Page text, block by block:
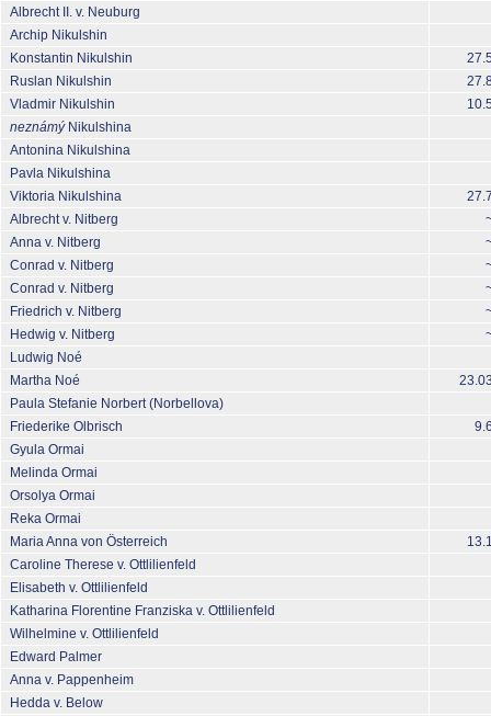
Albrecht II. v. Neuburg
Archip Nikulshin
Konstantin Nikulshin
Ruslan Nikulshin
Vladmir Nikulshin
neznámýNikulshina
Antonina Nikulshina
Pavla Nikulshina
Viktoria Nikulshina
Albrecht v. Nitberg
Anna v. Nitberg
Conrad v. Nitberg
Conrad v. Nitberg
Friedrich v. Nitberg
Hedwig v. Nitberg
Ludwig Noé
Martha Noé
Paula Stefanie Norbert (Norbellova)
Friederike Olbrisch
Gyula Ormai
Melinda Ormai
Orsolya Ormai
Reka Ormai
Maria Anna von Österreich
Caroline Therese v. Ottlilienfeld
Elisabeth v. Ottlilienfeld
Katharina Florentine Franziska v. Ottlilienfeld
Wilhelmine v. Ottlilienfeld
Edward Palmer
Anna v. Pappenheim
Hedda v. Below